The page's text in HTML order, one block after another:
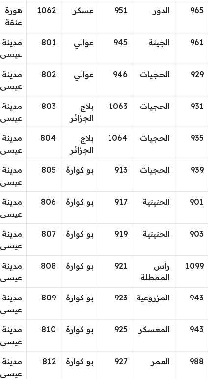
965 الدور 951 عسكر 1062
هورة
عنقة
961 الجينة 945 عوالي 801
مدينة
عيسى
929 الحجيات 946 عوالي 802
مدينة
عيسى
931 الحجيات 1063
بلاج
الجزائر
803
مدينة
عيسى
935 الحجيات 1064
بلاج
الجزائر
804
مدينة
عيسى
939 الحجيات 913 بو كوارة 805
مدينة
عيسى
901 الحنينية 917 بو كوارة 806
مدينة
عيسى
903 الحنينية 919 بو كوارة 807
مدينة
عيسى
1099
رأس
الممطلة
921 بو كوارة 808
مدينة
عيسى
943 المزروعية 923 بو كوارة 809
مدينة
عيسى
943 المعسكر 925 بو كوارة 810
مدينة
عيسى
988 العمر 927 بو كوارة 812
مدينة
عيسى